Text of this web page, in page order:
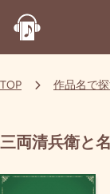
TOP 作品名で
三両清兵衛と